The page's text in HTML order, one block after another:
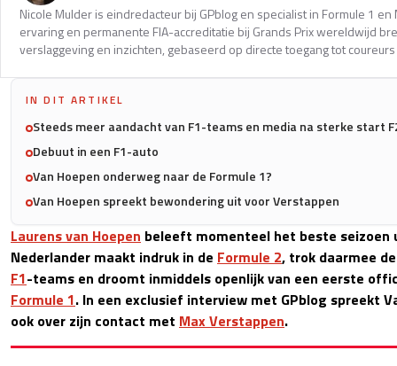
Nicole Mulder is eindredacteur bij GPblog en specialist in Formule 1 en
ervaring en permanente FIA-accreditatie bij Grands Prix wereldwijd
verslaggeving en inzichten, gebaseerd op directe toegang tot
IN DIT ARTIKEL
Steeds meer aandacht van F1-teams en media na sterke start
Debuut in een F1-auto
Van Hoepen onderweg naar de Formule 1?
Van Hoepen spreekt bewondering uit voor Verstappen
Laurens van Hoepen beleeft momenteel het beste seizoen
Nederlander maakt indruk in de Formule 2, trok daarmee
F1-teams en droomt inmiddels openlijk van een eerste
Formule 1. In een exclusief interview met GPblog spreekt
ook over zijn contact met Max Verstappen.